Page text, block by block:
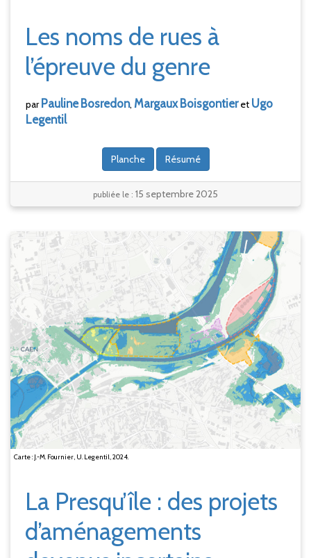
Les noms de rues à
l’épreuve du genre
parPaulineBosredon,MargauxBoisgontieret Ugo
Legentil
Planche Résumé
publiée le : 15 septembre 2025
Carte : J.-M. Fournier, U. Legentil, 2024.
La Presqu’île : des projets
d’aménagements